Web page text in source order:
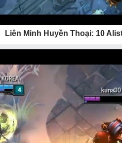
Liên Minh Huyền Thoại: 10